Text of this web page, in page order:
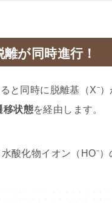
が同時進行！
と同時に脱離基（X⁻）
移状態を経由します。
酸化物イオン（HO⁻